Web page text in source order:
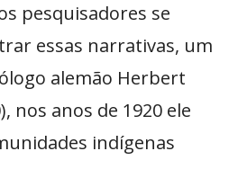
pesquisadores se
essas narrativas, um
alemão Herbert
nos anos de 1920 ele
indígenas